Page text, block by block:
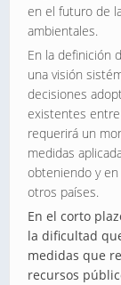
en el futuro de
ambientales.
En la definición
una visión
decisiones
existentes
requerirá un
medidas
obteniendo y
otros países.
En el corto
la dificultad
medidas que
recursos